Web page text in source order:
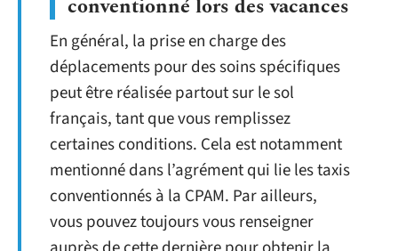
conventionné lors des vacances
En général, la prise en charge des
déplacements pour des soins spécifiques
peut être réalisée partout sur le sol
français, tant que vous remplissez
certaines conditions. Cela est notamment
mentionné dans l’agrément qui lie les taxis
conventionnés à la CPAM. Par ailleurs,
vous pouvez toujours vous renseigner